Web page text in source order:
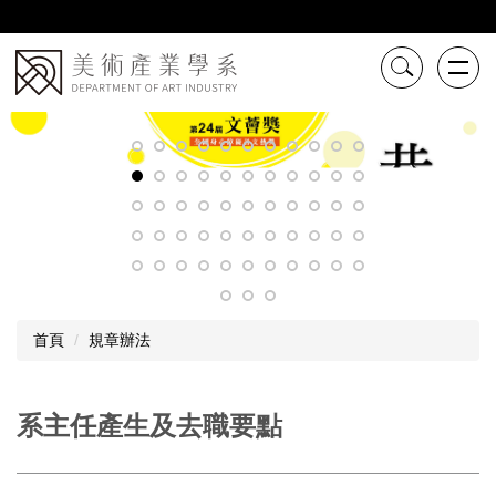
到
主
要
內
容
首頁 規章辦法
系主任產生及去職要點